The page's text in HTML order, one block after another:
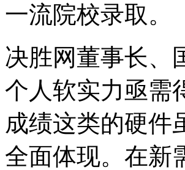
一流院校录取。
决胜网董事长、
个人软实力亟需
成绩这类的硬件
全面体现。在新